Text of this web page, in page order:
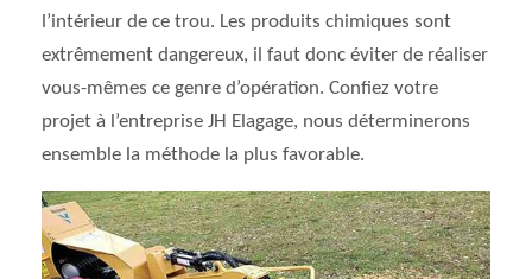
l’intérieur de ce trou. Les produits chimiques sont
extrêmement dangereux, il faut donc éviter de réaliser
vous-mêmes ce genre d’opération. Confiez votre
projet à l’entreprise JH Elagage, nous déterminerons
ensemble la méthode la plus favorable.